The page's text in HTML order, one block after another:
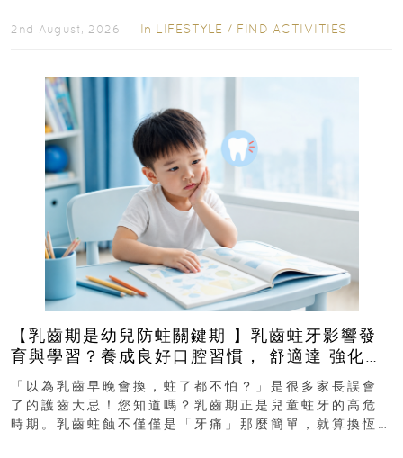
2nd August, 2026 ｜ In LIFESTYLE / FIND ACTIVITIES
【乳齒期是幼兒防蛀關鍵期 】乳齒蛀牙影響發
育與學習？養成良好口腔習慣， 舒適達 強化琺
瑯質 兒童牙膏防護指南
「以為乳齒早晚會換，蛀了都不怕？」是很多家長誤會
了的護齒大忌！您知道嗎？乳齒期正是兒童蛀牙的高危
時期。乳齒蛀蝕不僅僅是「牙痛」那麼簡單，就算換恆